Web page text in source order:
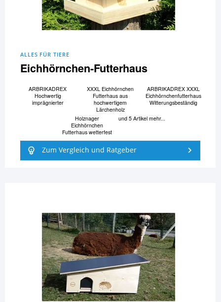
ALLES FÜR TIERE
Eichhörnchen-Futterhaus
ARBRIKADREX
Hochwertig
imprägnierter
XXXL Eichhörnchen
Futterhaus aus
hochwertigem
Lärchenholz
ARBRIKADREX XXXL
Eichhörnchenfutterhaus
Witterungsbeständig
Holznager
Eichhörnchen
Futterhaus wetterfest
und 5 Artikel mehr...
Zum Vergleich und Ratgeber